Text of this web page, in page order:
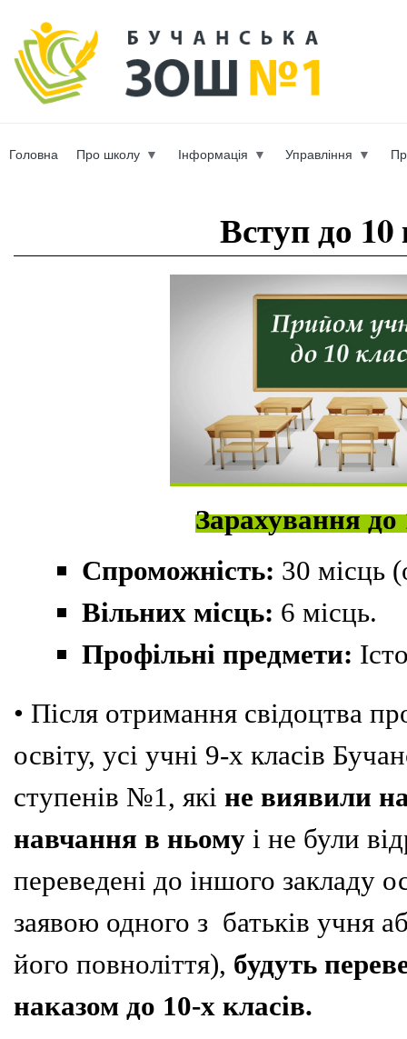
Головна Про школу Інформація Управління
Вступ до 10
Зарахування до
Спроможність: 30 місць
Вільних місць: 6 місць.
Профільні предмети:
• Після отримання свідоцтва
освіту, усі учні 9-х класів
ступенів №1, які не виявили
навчання в ньому і не були
переведені до іншого закладу
заявою одного з батьків учня
його повноліття), будуть
наказом до 10-х класів.